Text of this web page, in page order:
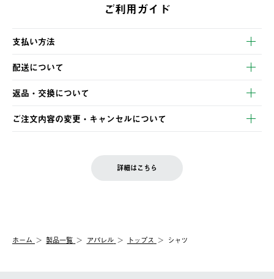
ご利用ガイド
支払い方法
以下のいずれかの方法でお支払いいただけます。
・クレジットカード決済
・コンビニ決済
・Pay-easy決済
配送について
【発送スケジュール】
ご注文・ご入金完了より2営業日以内に商品を発送いたします。
土日祝の発送はございませんので、木曜日以降のご注文は週明け
の発送となる場合がございます。
【配送業者】
佐川急便にて配送されます。
返品・交換について
※お客様都合の場合
お客様都合の返品にかかる送料は、お客様ご負担とさせていただ
一度お手元の商品を返品いただき、ご希望商品を再注文してくだ
ご注文内容の変更・キャンセルについて
LOGOS FAMILY会員の方は、会員マイページ内 購入履歴画面に
詳細はこちら
ホーム 製品一覧 アパレル トップス シャツ